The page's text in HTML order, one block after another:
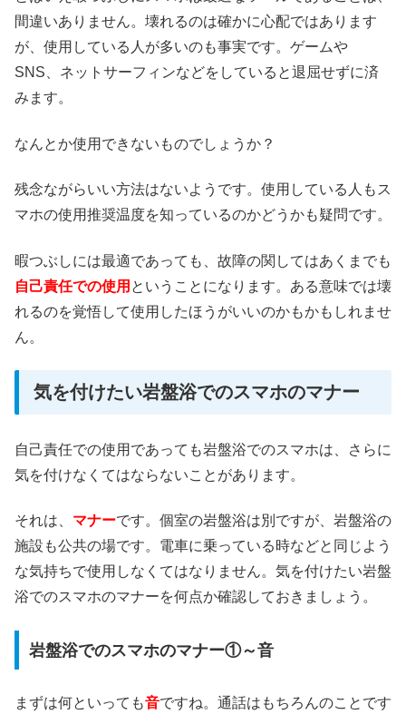
間違いありません。壊れるのは確かに心配ではあります
が、使用している人が多いのも事実です。ゲームや
SNS、ネットサーフィンなどをしていると退屈せずに済
みます。
なんとか使用できないものでしょうか？
残念ながらいい方法はないようです。使用している人もス
マホの使用推奨温度を知っているのかどうかも疑問です。
暇つぶしには最適であっても、故障の関してはあくまでも
自己責任での使用 ということになります。ある意味では壊
れるのを覚悟して使用したほうがいいのかもかもしれませ
ん。
気を付けたい岩盤浴でのスマホのマナー
自己責任での使用であっても岩盤浴でのスマホは、さらに
気を付けなくてはならないことがあります。
それは、 マナーです。個室の岩盤浴は別ですが、岩盤浴の
施設も公共の場です。電車に乗っている時などと同じよう
な気持ちで使用しなくてはなりません。気を付けたい岩盤
浴でのスマホのマナーを何点か確認しておきましょう。
岩盤浴でのスマホのマナー①～音
まずは何といっても音ですね。通話はもちろんのことです